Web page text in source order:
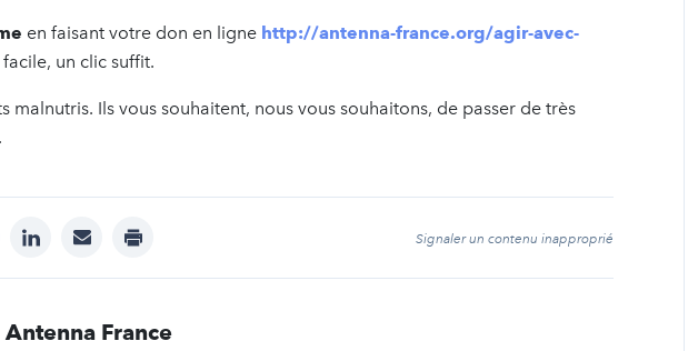
en faisant votre don en ligne http://antenna-france.org/agir-avec-
facile, un clic suffit.
malnutris. Ils vous souhaitent, nous vous souhaitons, de passer de très
linkedinmail print Signaler un contenu inapproprié
Antenna France